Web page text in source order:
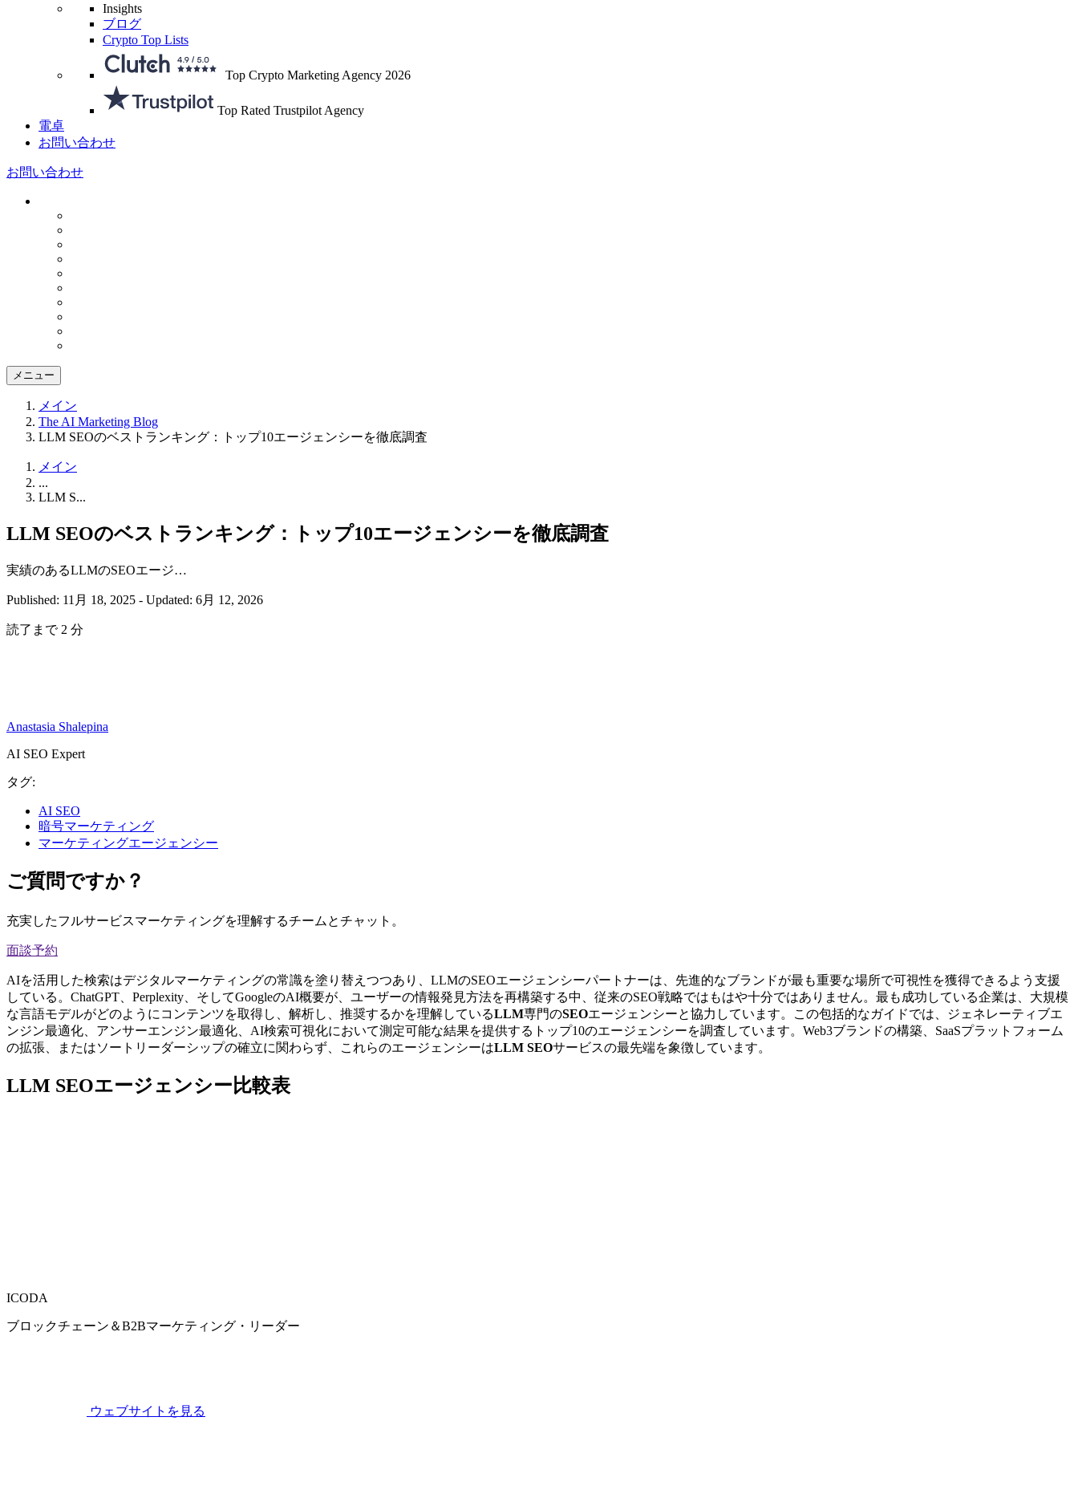
Insights
ブログ
Crypto Top Lists
Top Crypto Marketing Agency 2026
Top Rated Trustpilot Agency
電卓
お問い合わせ
お問い合わせ
メニュー
メイン
The AI Marketing Blog
LLM SEOのベストランキング：トップ10エージェンシーを徹底調査
メイン
...
LLM S...
LLM SEOのベストランキング：トップ10エージェンシーを徹底調査
実績のあるLLMのSEOエージ…
Published: 11月 18, 2025 - Updated: 6月 12, 2026
読了まで 2 分
Anastasia Shalepina
AI SEO Expert
タグ:
AI SEO
暗号マーケティング
マーケティングエージェンシー
ご質問ですか？
充実したフルサービスマーケティングを理解するチームとチャット。
面談予約
AIを活用した検索はデジタルマーケティングの常識を塗り替えつつあり、LLMのSEOエージェンシーパートナーは、先進的なブランドが最も重要な場所で可視性を獲得できるよう支援
している。ChatGPT、Perplexity、そしてGoogleのAI概要が、ユーザーの情報発見方法を再構築する中、従来のSEO戦略ではもはや十分ではありません。最も成功している企業は、大規模
な言語モデルがどのようにコンテンツを取得し、解析し、推奨するかを理解しているLLM専門のSEOエージェンシーと協力しています。この包括的なガイドでは、ジェネレーティブエ
ンジン最適化、アンサーエンジン最適化、AI検索可視化において測定可能な結果を提供するトップ10のエージェンシーを調査しています。Web3ブランドの構築、SaaSプラットフォーム
の拡張、またはソートリーダーシップの確立に関わらず、これらのエージェンシーはLLM SEOサービスの最先端を象徴しています。
LLM SEOエージェンシー比較表
ICODA
ブロックチェーン＆B2Bマーケティング・リーダー
ウェブサイトを見る